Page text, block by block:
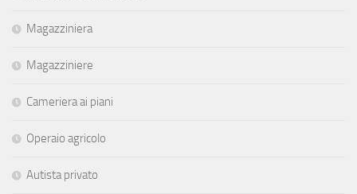
Magazziniera
Magazziniere
Cameriera ai piani
Operaio agricolo
Autista privato